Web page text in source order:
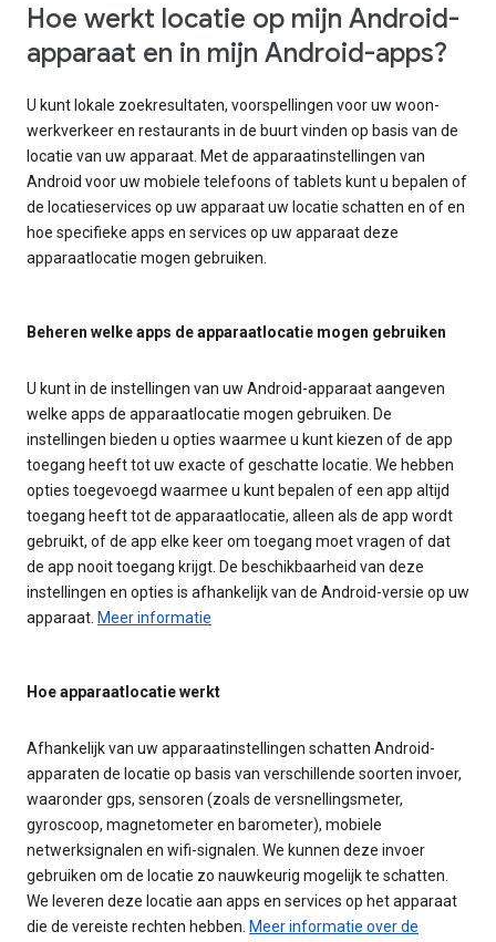
Hoe werkt locatie op mijn Android-
apparaat en in mijn Android-apps?
U kunt lokale zoekresultaten, voorspellingen voor uw woon-
werkverkeer en restaurants in de buurt vinden op basis van de
locatie van uw apparaat. Met de apparaatinstellingen van
Android voor uw mobiele telefoons of tablets kunt u bepalen of
de locatieservices op uw apparaat uw locatie schatten en of en
hoe specifieke apps en services op uw apparaat deze
apparaatlocatie mogen gebruiken.
Beheren welke apps de apparaatlocatie mogen gebruiken
U kunt in de instellingen van uw Android-apparaat aangeven
welke apps de apparaatlocatie mogen gebruiken. De
instellingen bieden u opties waarmee u kunt kiezen of de app
toegang heeft tot uw exacte of geschatte locatie. We hebben
opties toegevoegd waarmee u kunt bepalen of een app altijd
toegang heeft tot de apparaatlocatie, alleen als de app wordt
gebruikt, of de app elke keer om toegang moet vragen of dat
de app nooit toegang krijgt. De beschikbaarheid van deze
instellingen en opties is afhankelijk van de Android-versie op uw
apparaat. Meer informatie
Hoe apparaatlocatie werkt
Afhankelijk van uw apparaatinstellingen schatten Android-
apparaten de locatie op basis van verschillende soorten invoer,
waaronder gps, sensoren (zoals de versnellingsmeter,
gyroscoop, magnetometer en barometer), mobiele
netwerksignalen en wifi-signalen. We kunnen deze invoer
gebruiken om de locatie zo nauwkeurig mogelijk te schatten.
We leveren deze locatie aan apps en services op het apparaat
die de vereiste rechten hebben. Meer informatie over de